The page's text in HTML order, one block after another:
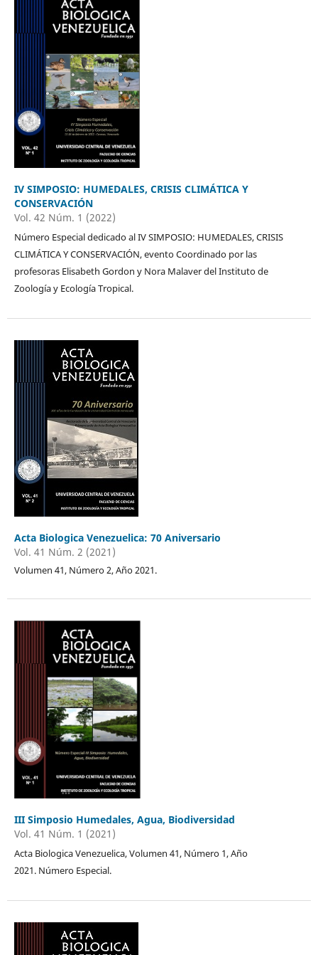
IV SIMPOSIO: HUMEDALES, CRISIS CLIMÁTICA Y
CONSERVACIÓN
Vol. 42 Núm. 1 (2022)
Número Especial dedicado al IV SIMPOSIO: HUMEDALES, CRISIS
CLIMÁTICA Y CONSERVACIÓN, evento Coordinado por las
profesoras Elisabeth Gordon y Nora Malaver del Instituto de
Zoología y Ecología Tropical.
Acta Biologica Venezuelica: 70 Aniversario
Vol. 41 Núm. 2 (2021)
Volumen 41, Número 2, Año 2021.
III Simposio Humedales, Agua, Biodiversidad
Vol. 41 Núm. 1 (2021)
Acta Biologica Venezuelica, Volumen 41, Número 1, Año
2021. Número Especial.